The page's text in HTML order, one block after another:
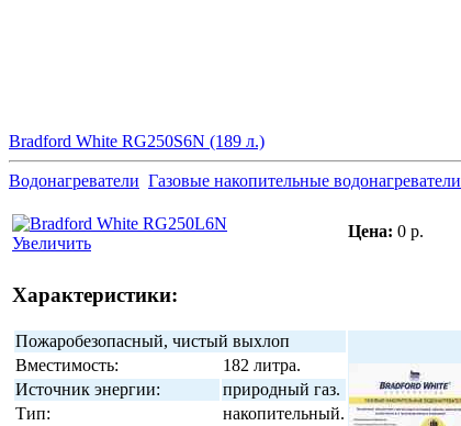
Bradford White RG250S6N (189 л.)
Водонагреватели Газовые накопительные водонагреватели
Увеличить
Цена: 0 р.
Характеристики:
Пожаробезопасный, чистый выхлоп
Вместимость:
182 литра.
Источник энергии:
природный газ.
Тип:
накопительный.